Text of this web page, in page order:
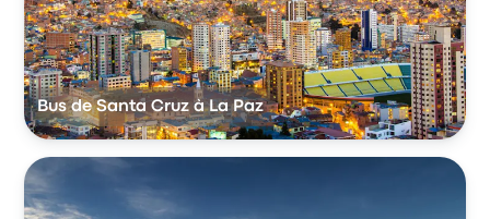
Bus de Santa Cruz à La Paz